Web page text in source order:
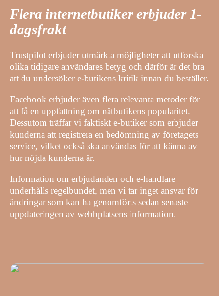
Flera internetbutiker erbjuder 1-
dagsfrakt
Trustpilot erbjuder utmärkta möjligheter att utforska
olika tidigare användares betyg och därför är det bra
att du undersöker e-butikens kritik innan du beställer.
Facebook erbjuder även flera relevanta metoder för
att få en uppfattning om nätbutikens popularitet.
Dessutom träffar vi faktiskt e-butiker som erbjuder
kunderna att registrera en bedömning av företagets
service, vilket också ska användas för att känna av
hur nöjda kunderna är.
Information om erbjudanden och e-handlare
underhålls regelbundet, men vi tar inget ansvar för
ändringar som kan ha genomförts sedan senaste
uppdateringen av webbplatsens information.